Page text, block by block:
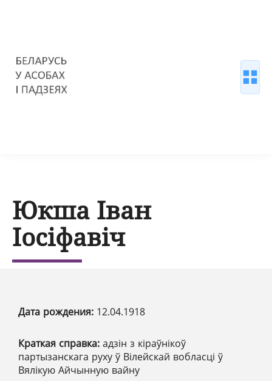
Юкша Іван
Іосіфавіч
Дата рождения: 12.04.1918
Краткая справка: адзін з кіраўнікоў
партызанскага руху ў Вілейскай вобласці ў
Вялікую Айчынную вайну